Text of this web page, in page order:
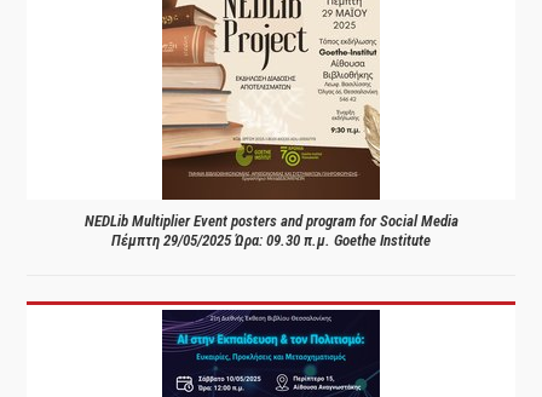
NEDLib Multiplier Event posters and program for Social Media
Πέμπτη 29/05/2025 Ώρα: 09.30 π.μ. Goethe Institute